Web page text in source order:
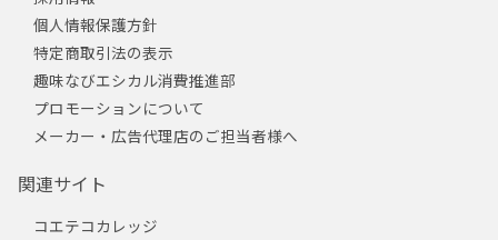
個人情報保護方針
特定商取引法の表示
趣味なびエシカル消費推進部
プロモーションについて
メーカー・広告代理店のご担当者様へ
関連サイト
コエテコカレッジ